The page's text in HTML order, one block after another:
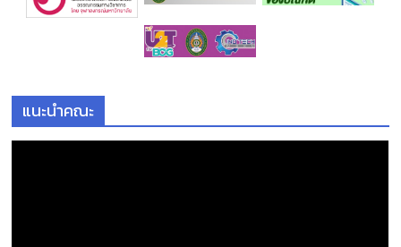
แนะนำคณะ